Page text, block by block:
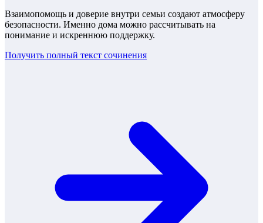
Взаимопомощь и доверие внутри семьи создают атмосферу
безопасности. Именно дома можно рассчитывать на
понимание и искреннюю поддержку.
Получить полный текст сочинения